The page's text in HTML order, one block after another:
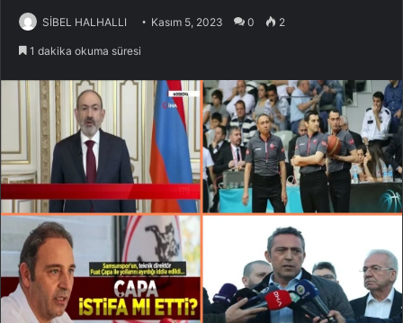
SİBEL HALHALLI Kasım 5, 2023 0 2
1 dakika okuma süresi